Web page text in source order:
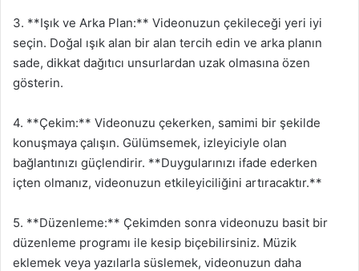
3. **Işık ve Arka Plan:** Videonuzun çekileceği yeri iyi
seçin. Doğal ışık alan bir alan tercih edin ve arka planın
sade, dikkat dağıtıcı unsurlardan uzak olmasına özen
gösterin.
4. **Çekim:** Videonuzu çekerken, samimi bir şekilde
konuşmaya çalışın. Gülümsemek, izleyiciyle olan
bağlantınızı güçlendirir. **Duygularınızı ifade ederken
içten olmanız, videonuzun etkileyiciliğini artıracaktır.**
5. **Düzenleme:** Çekimden sonra videonuzu basit bir
düzenleme programı ile kesip biçebilirsiniz. Müzik
eklemek veya yazılarla süslemek, videonuzun daha